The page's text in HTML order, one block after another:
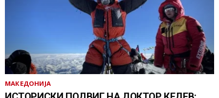
МАКЕДОНИЈА